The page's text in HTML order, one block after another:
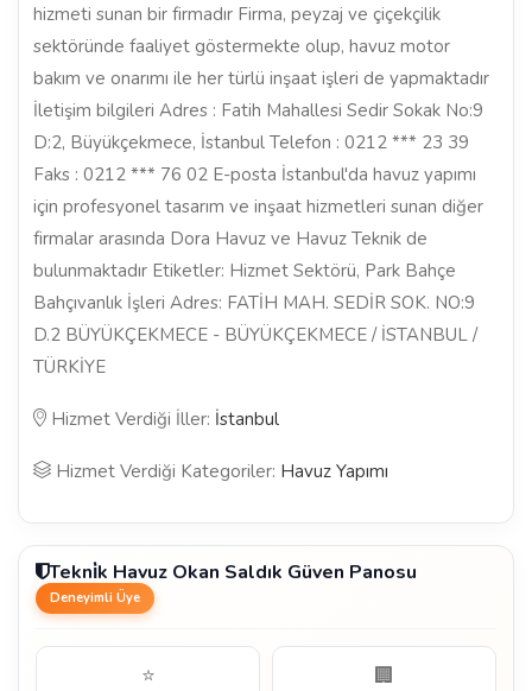
hizmeti sunan bir firmadır Firma, peyzaj ve çiçekçilik
sektöründe faaliyet göstermekte olup, havuz motor
bakım ve onarımı ile her türlü inşaat işleri de yapmaktadır
İletişim bilgileri Adres : Fatih Mahallesi Sedir Sokak No:9
D:2, Büyükçekmece, İstanbul Telefon : 0212 *** 23 39
Faks : 0212 *** 76 02 E-posta İstanbul'da havuz yapımı
için profesyonel tasarım ve inşaat hizmetleri sunan diğer
firmalar arasında Dora Havuz ve Havuz Teknik de
bulunmaktadır Etiketler: Hizmet Sektörü, Park Bahçe
Bahçıvanlık İşleri Adres: FATİH MAH. SEDİR SOK. NO:9
D.2 BÜYÜKÇEKMECE - BÜYÜKÇEKMECE / İSTANBUL /
TÜRKİYE
Hizmet Verdiği İller: İstanbul
Hizmet Verdiği Kategoriler: Havuz Yapımı
Tekni̇k Havuz Okan Saldık Güven Panosu
Deneyimli Üye
⭐ 🏢